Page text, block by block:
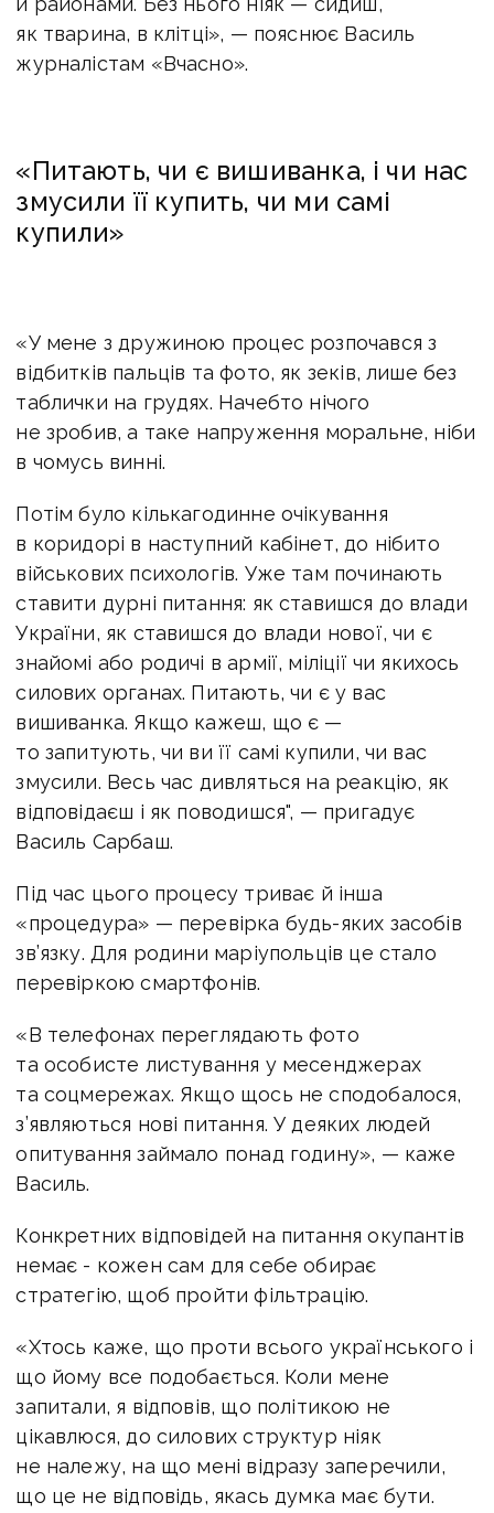
як тварина, в клітці», — пояснює Василь
журналістам «Вчасно».
«Питають, чи є вишиванка, і чи нас
змусили її купить, чи ми самі
купили»
«У мене з дружиною процес розпочався з
відбитків пальців та фото, як зеків, лише без
таблички на грудях. Начебто нічого
не зробив, а таке напруження моральне, ніби
в чомусь винні.
Потім було кількагодинне очікування
в коридорі в наступний кабінет, до нібито
військових психологів. Уже там починають
ставити дурні питання: як ставишся до влади
України, як ставишся до влади нової, чи є
знайомі або родичі в армії, міліції чи якихось
силових органах. Питають, чи є у вас
вишиванка. Якщо кажеш, що є —
то запитують, чи ви її самі купили, чи вас
змусили. Весь час дивляться на реакцію, як
відповідаєш і як поводишся", — пригадує
Василь Сарбаш.
Під час цього процесу триває й інша
«процедура» — перевірка будь-яких засобів
зв’язку. Для родини маріупольців це стало
перевіркою смартфонів.
«В телефонах переглядають фото
та особисте листування у месенджерах
та соцмережах. Якщо щось не сподобалося,
з’являються нові питання. У деяких людей
опитування займало понад годину», — каже
Василь.
Конкретних відповідей на питання окупантів
немає - кожен сам для себе обирає
стратегію, щоб пройти фільтрацію.
«Хтось каже, що проти всього українського і
що йому все подобається. Коли мене
запитали, я відповів, що політикою не
цікавлюся, до силових структур ніяк
не належу, на що мені відразу заперечили,
що це не відповідь, якась думка має бути.